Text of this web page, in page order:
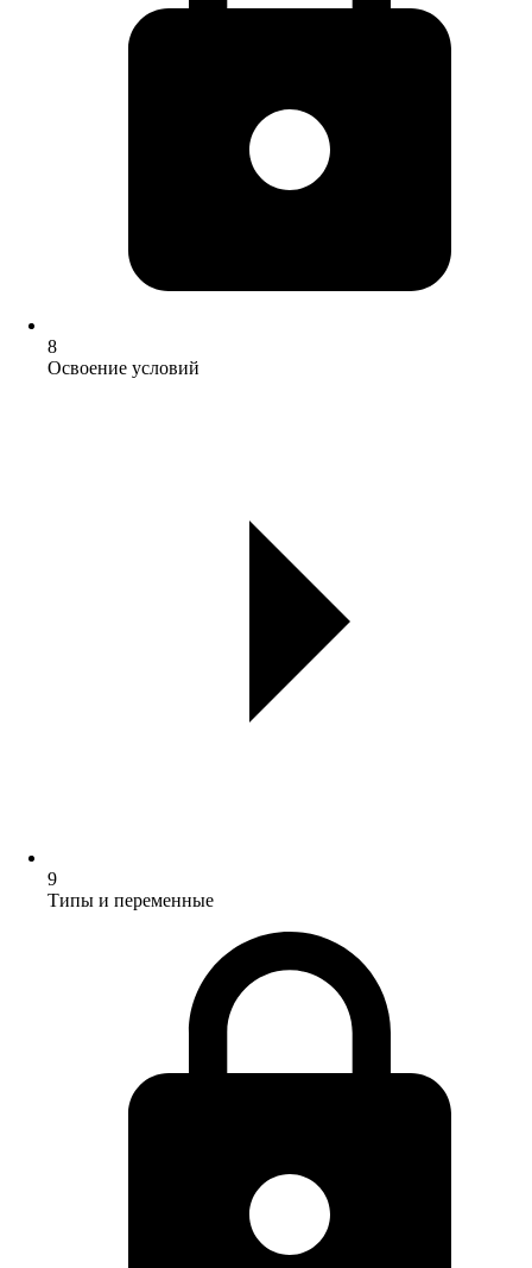
8
Освоение условий
9
Типы и переменные